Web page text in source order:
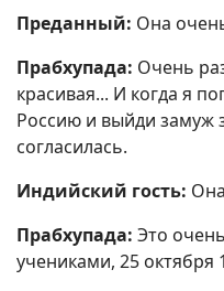
Преданный: Она
Прабхупада: Очень
красивая... И когда я
Россию и выйди замуж
согласилась.
Индийский гость:
Прабхупада: Это
учениками, 25 октября